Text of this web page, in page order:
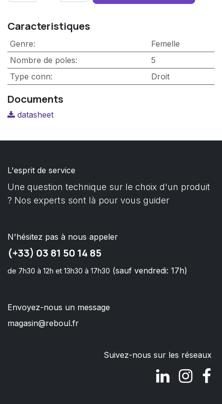
Caracteristiques
Genre:
Femelle
Nombre de poles:
5
Type conn: Droit
Documents
datasheet
L'esprit de service
Une question technique sur le choix d'un produit
? Nos experts sont là pour vous guider
N'hésitez pas à nous appeler
(+33) 03 81 50 14 85
de 7h30 à 12h et 13h30 à 17h30 (sauf vendredi: 17h)
Envoyez-nous un message
magasin@reboul.fr
Suivez-nous sur les réseaux